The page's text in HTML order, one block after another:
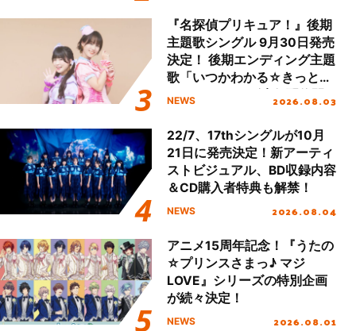
『名探偵プリキュア！』後期
主題歌シングル 9月30日発売
決定！ 後期エンディング主題
歌「いつかわかる☆きっとあ
える」TVサイズ先行配信開
NEWS 2026.08.03
22/7、17thシングルが10月
21日に発売決定！新アーティ
ストビジュアル、BD収録内容
＆CD購入者特典も解禁！
NEWS 2026.08.04
アニメ15周年記念！『うたの
☆プリンスさまっ♪ マジ
LOVE』シリーズの特別企画
が続々決定！
NEWS 2026.08.01